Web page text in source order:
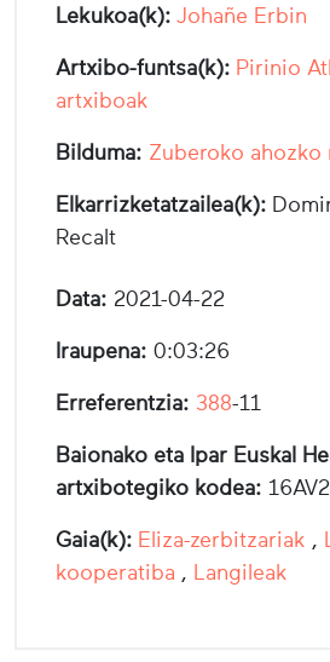
Lekukoa(k): Johañe Erbin
Artxibo-funtsa(k): Pirinio
artxiboak
Bilduma: Zuberoko ahozko
Elkarrizketatzailea(k):
Recalt
Data: 2021-04-22
Iraupena: 0:03:26
Erreferentzia: 388-11
Baionako eta Ipar Euskal
artxibotegiko kodea:
Gaia(k): Eliza-zerbitzariak ,
kooperatiba , Langileak